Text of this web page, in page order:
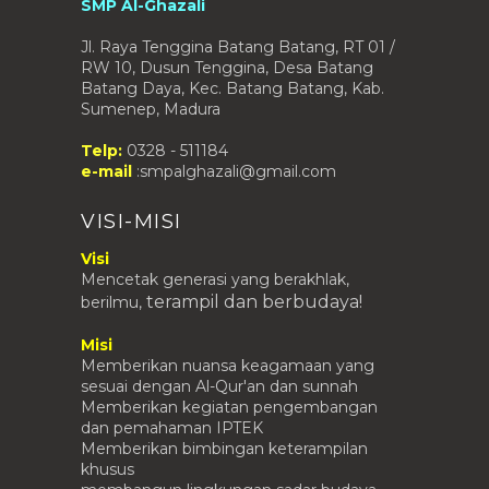
►April(1)
► Maret (15)
►Februari(7)
►Januari(4)
► 2013 (28)
►
►2011(1)
► 2010(4)
►
SMP Al-Ghazali
Jl. Raya Tenggina Batang Batang, RT 01 /
RW 10, Dusun Tenggina, Desa Batang
Batang Daya, Kec. Batang Batang, Kab.
Sumenep, Madura
Telp: 0328 - 511184
e-mail :smpalghazali@gmail.com
VISI-MISI
Visi
Mencetak generasi yang berakhlak,
berilmu, terampil dan berbudaya!
Misi
Memberikan nuansa keagamaan yang
sesuai dengan Al-Qur'an dan sunnah
Memberikan kegiatan pengembangan
dan pemahaman IPTEK
Memberikan bimbingan keterampilan
khusus